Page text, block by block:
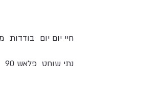
בודדות חיי יום יום
פלאש 90 נתי שוחט